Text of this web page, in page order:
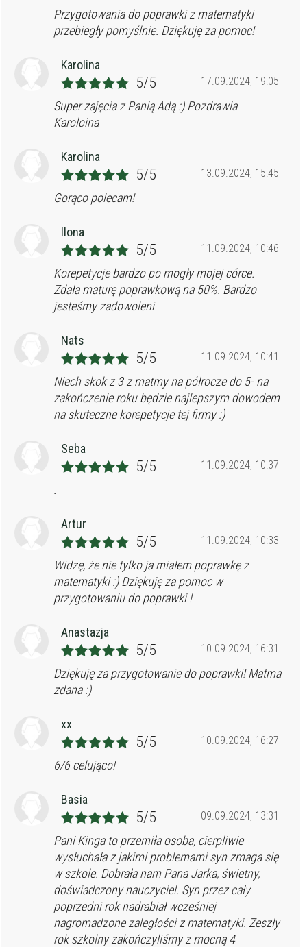
Przygotowania do poprawki z matematyki
przebiegły pomyślnie. Dziękuję za pomoc!
Karolina
17.09.2024, 19:05
5/5
Super zajęcia z Panią Adą :) Pozdrawia
Karoloina
Karolina
13.09.2024, 15:45
5/5
Gorąco polecam!
Ilona
11.09.2024, 10:46
5/5
Korepetycje bardzo po mogły mojej córce.
Zdała maturę poprawkową na 50%. Bardzo
jesteśmy zadowoleni
Nats
11.09.2024, 10:41
5/5
Niech skok z 3 z matmy na półrocze do 5- na
zakończenie roku będzie najlepszym dowodem
na skuteczne korepetycje tej firmy :)
Seba
11.09.2024, 10:37
5/5
.
Artur
11.09.2024, 10:33
5/5
Widzę, że nie tylko ja miałem poprawkę z
matematyki :) Dziękuję za pomoc w
przygotowaniu do poprawki !
Anastazja
10.09.2024, 16:31
5/5
Dziękuję za przygotowanie do poprawki! Matma
zdana :)
xx
10.09.2024, 16:27
5/5
6/6 celująco!
Basia
09.09.2024, 13:31
5/5
Pani Kinga to przemiła osoba, cierpliwie
wysłuchała z jakimi problemami syn zmaga się
w szkole. Dobrała nam Pana Jarka, świetny,
doświadczony nauczyciel. Syn przez cały
poprzedni rok nadrabiał wcześniej
nagromadzone zaległości z matematyki. Zeszły
rok szkolny zakończyliśmy z mocną 4